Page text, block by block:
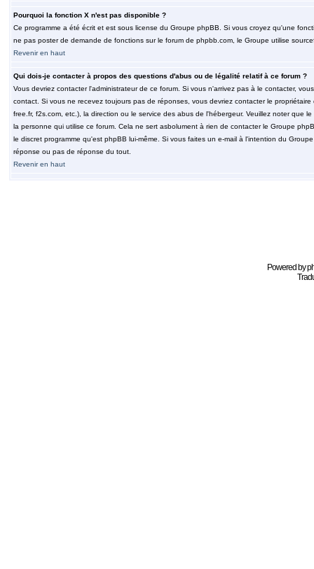
Pourquoi la fonction X n'est pas disponible ?
Ce programme a été écrit et est sous license du Groupe phpBB. Si vous croyez qu'une
ne pas poster de demande de fonctions sur le forum de phpbb.com, le Groupe utilise
Revenir en haut
Qui dois-je contacter à propos des questions d'abus ou de légalité relatif à ce forum ?
Vous devriez contacter l'administrateur de ce forum. Si vous n'arrivez pas à le contacter,
contact. Si vous ne recevez toujours pas de réponses, vous devriez contacter le
free.fr, f2s.com, etc.), la direction ou le service des abus de l'hébergeur. Veuillez noter
la personne qui utilise ce forum. Cela ne sert asbolument à rien de contacter le Groupe
le discret programme qu'est phpBB lui-même. Si vous faites un e-mail à l'intention du
réponse ou pas de réponse du tout.
Revenir en haut
Powered by